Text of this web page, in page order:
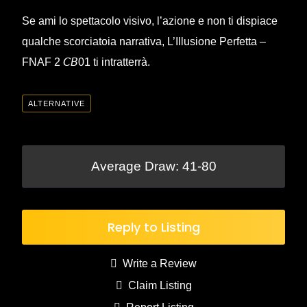
Se ami lo spettacolo visivo, l’azione e non ti dispiace
qualche scorciatoia narrativa, L’Illusione Perfetta –
FNAF 2 𝘊𝘉01 ti intratterrà.
ALTERNATIVE
Average Draw: 41-80
Reply to Listing
Write a Review
Claim Listing